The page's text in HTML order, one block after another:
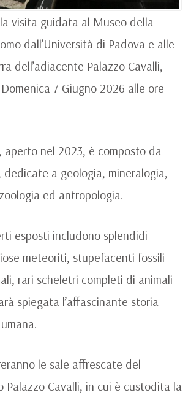
visita guidata al Museo della
dall’Università di Padova e alle
dell’adiacente Palazzo Cavalli,
7 Giugno 2026 alle ore
aperto nel 2023, è composto da
dedicate a geologia, mineralogia,
ed antropologia.
esposti includono splendidi
meteoriti, stupefacenti fossili
rari scheletri completi di animali
spiegata l’affascinante storia
le sale affrescate del
Palazzo Cavalli, in cui è custodita la